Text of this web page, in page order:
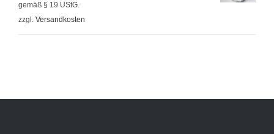
gemäß § 19 UStG.
zzgl. Versandkosten